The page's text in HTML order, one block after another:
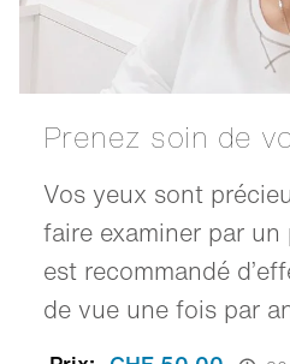
Prenez soin de
Vos yeux sont
faire examiner par
est recommandé
de vue une fois par